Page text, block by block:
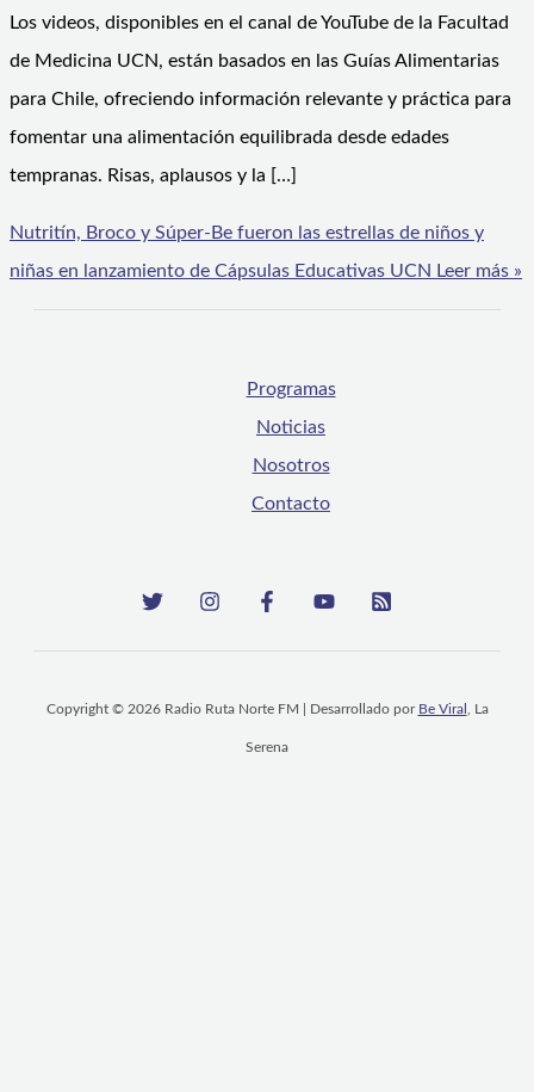
Los videos, disponibles en el canal de YouTube de la Facultad
de Medicina UCN, están basados en las Guías Alimentarias
para Chile, ofreciendo información relevante y práctica para
fomentar una alimentación equilibrada desde edades
tempranas. Risas, aplausos y la […]
Nutritín, Broco y Súper-Be fueron las estrellas de niños y
niñas en lanzamiento de Cápsulas Educativas UCN Leer más »
Programas
Noticias
Nosotros
Contacto
Copyright © 2026 Radio Ruta Norte FM | Desarrollado por Be Viral , La
Serena